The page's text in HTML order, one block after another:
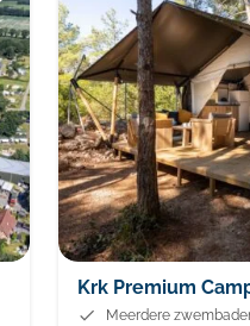
Krk Premium
Meerdere